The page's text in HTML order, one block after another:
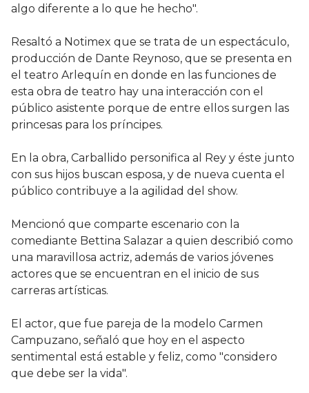
algo diferente a lo que he hecho".
Resaltó a Notimex que se trata de un espectáculo,
producción de Dante Reynoso, que se presenta en
el teatro Arlequín en donde en las funciones de
esta obra de teatro hay una interacción con el
público asistente porque de entre ellos surgen las
princesas para los príncipes.
En la obra, Carballido personifica al Rey y éste junto
con sus hijos buscan esposa, y de nueva cuenta el
público contribuye a la agilidad del show.
Mencionó que comparte escenario con la
comediante Bettina Salazar a quien describió como
una maravillosa actriz, además de varios jóvenes
actores que se encuentran en el inicio de sus
carreras artísticas.
El actor, que fue pareja de la modelo Carmen
Campuzano, señaló que hoy en el aspecto
sentimental está estable y feliz, como "considero
que debe ser la vida".